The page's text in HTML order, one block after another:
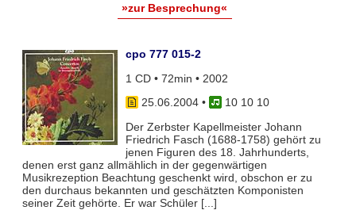
»zur Besprechung«
cpo 777 015-2
1 CD • 72min • 2002
25.06.2004•
10 10 10
Der Zerbster Kapellmeister Johann
Friedrich Fasch (1688-1758) gehört zu
jenen Figuren des 18. Jahrhunderts,
denen erst ganz allmählich in der gegenwärtigen
Musikrezeption Beachtung geschenkt wird, obschon er zu
den durchaus bekannten und geschätzten Komponisten
seiner Zeit gehörte. Er war Schüler [...]